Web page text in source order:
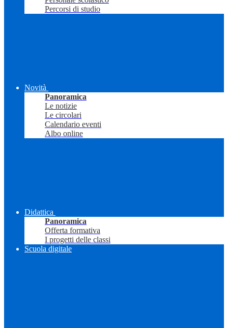
Percorsi di studio
Novità
Panoramica
Le notizie
Le circolari
Calendario eventi
Albo online
Didattica
Panoramica
Offerta formativa
I progetti delle classi
Scuola digitale